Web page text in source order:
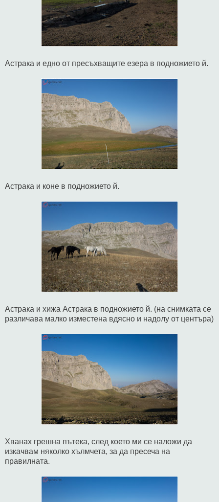
Астрака и едно от пресъхващите езера в подножието й.
Астрака и коне в подножието й.
Астрака и хижа Астрака в подножието й. (на снимката се
различава малко изместена вдясно и надолу от центъра)
Хванах грешна пътека, след което ми се наложи да
изкачвам няколко хълмчета, за да пресеча на
правилната.